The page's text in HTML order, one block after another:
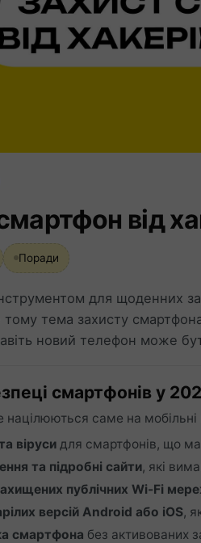
від
Поради
для щоденних
тема захисту
новий телефон може
смартфонів у
націлюються саме на
віруси для смартфонів, що
та підробні сайти, які
публічних Wi-Fi
версій Android або iOS,
смартфона без активованих